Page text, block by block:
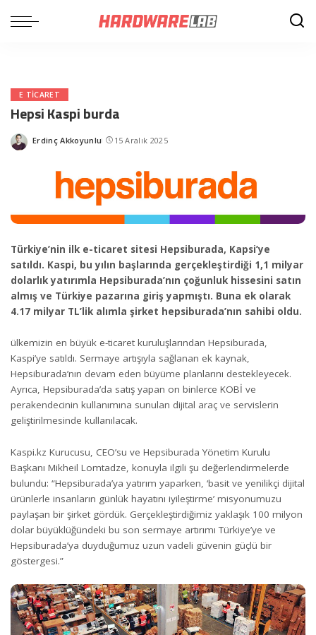
E TICARET
Hepsi Kaspi burda
Posted
Erdinç Akkoyunlu 15 Aralık 2025
Türkiye’nin ilk e-ticaret sitesi Hepsiburada, Kapsi’ye
satıldı. Kaspi, bu yılın başlarında gerçekleştirdiği 1,1 milyar
dolarlık yatırımla Hepsiburada’nın çoğunluk hissesini satın
almış ve Türkiye pazarına giriş yapmıştı. Buna ek olarak
4.17 milyar TL’lik alımla şirket hepsiburada’nın sahibi oldu.
ülkemizin en büyük e-ticaret kuruluşlarından Hepsiburada,
Kaspi’ye satıldı. Sermaye artışıyla sağlanan ek kaynak,
Hepsiburada’nın devam eden büyüme planlarını destekleyecek.
Ayrıca, Hepsiburada’da satış yapan on binlerce KOBİ ve
perakendecinin kullanımına sunulan dijital araç ve servislerin
geliştirilmesinde kullanılacak.
Kaspi.kz Kurucusu, CEO’su ve Hepsiburada Yönetim Kurulu
Başkanı Mikheil Lomtadze, konuyla ilgili şu değerlendirmelerde
bulundu: “Hepsiburada’ya yatırım yaparken, ‘basit ve yenilikçi dijital
ürünlerle insanların günlük hayatını iyileştirme’ misyonumuzu
paylaşan bir şirket gördük. Gerçekleştirdiğimiz yaklaşık 100 milyon
dolar büyüklüğündeki bu son sermaye artırımı Türkiye’ye ve
Hepsiburada’ya duyduğumuz uzun vadeli güvenin güçlü bir
göstergesi.”